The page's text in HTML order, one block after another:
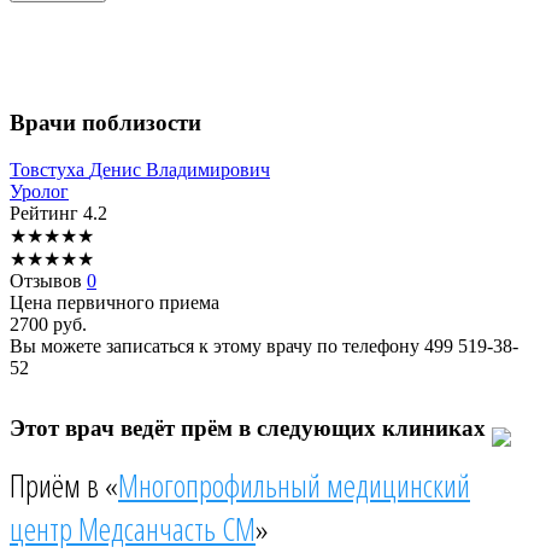
Врачи поблизости
Товстуха Денис Владимирович
Уролог
Рейтинг 4.2
★★★★★
★★★★★
Отзывов 0
Цена первичного приема
2700 руб.
Вы можете записаться к этому врачу по телефону 499 519-38-
52
Этот врач ведёт прём в следующих клиниках
Приём в «Многопрофильный медицинский
центр Медсанчасть СМ»